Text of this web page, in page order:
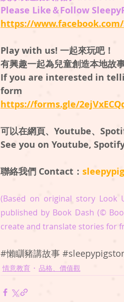
Please Like＆Follow
https://
Play with us! 一起來玩吧！
有興趣一起為兒童創造本地故
If you are interested in
form
https://forms.gle/
可以在網頁、Youtube、
See you on Youtube,
聯絡我們 Contact：
(Based on original story Look
published by Book Dash (©
create and translate stories for
#懶瞓豬講故事
情意教育 品格、價值觀